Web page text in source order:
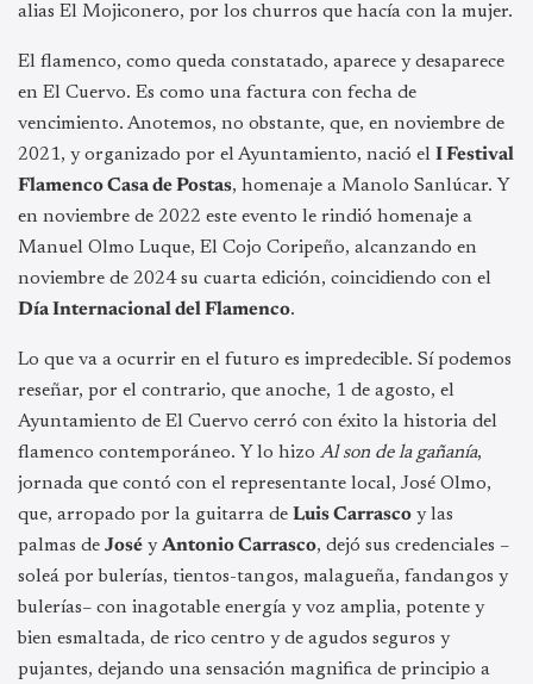
alias El Mojiconero, por los churros que hacía con la mujer.
El flamenco, como queda constatado, aparece y desaparece
en El Cuervo. Es como una factura con fecha de
vencimiento. Anotemos, no obstante, que, en noviembre de
2021, y organizado por el Ayuntamiento, nació el I Festival
Flamenco Casa de Postas, homenaje a Manolo Sanlúcar. Y
en noviembre de 2022 este evento le rindió homenaje a
Manuel Olmo Luque, El Cojo Coripeño, alcanzando en
noviembre de 2024 su cuarta edición, coincidiendo con el
Día Internacional del Flamenco.
Lo que va a ocurrir en el futuro es impredecible. Sí podemos
reseñar, por el contrario, que anoche, 1 de agosto, el
Ayuntamiento de El Cuervo cerró con éxito la historia del
flamenco contemporáneo. Y lo hizo Al son de la gañanía,
jornada que contó con el representante local, José Olmo,
que, arropado por la guitarra de Luis Carrasco y las
palmas de José yAntonio Carrasco, dejó sus credenciales –
soleá por bulerías, tientos-tangos, malagueña, fandangos y
bulerías– con inagotable energía y voz amplia, potente y
bien esmaltada, de rico centro y de agudos seguros y
pujantes, dejando una sensación magnifica de principio a